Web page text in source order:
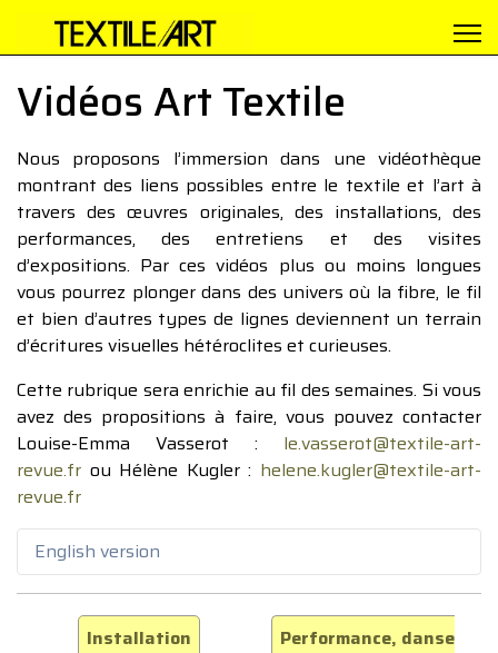
Vidéos Art Textile
Nous proposons l’immersion dans une vidéothèque
montrant des liens possibles entre le textile et l’art à
travers des œuvres originales, des installations, des
performances, des entretiens et des visites
d’expositions. Par ces vidéos plus ou moins longues
vous pourrez plonger dans des univers où la fibre, le fil
et bien d’autres types de lignes deviennent un terrain
d’écritures visuelles hétéroclites et curieuses.
Cette rubrique sera enrichie au fil des semaines. Si vous
avez des propositions à faire, vous pouvez contacter
Louise-Emma Vasserot : le.vasserot@textile-art-
revue.fr ou Hélène Kugler : helene.kugler@textile-art-
revue.fr
English version
Installation
Performance, danse